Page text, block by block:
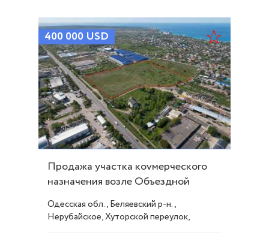
400 000 USD
Продажа участка коvмерческого
назначения возле Объездной
дороги Одессы ID 54342
Одесская обл., Беляевский р-н.,
Нерубайское, Хуторской переулок,